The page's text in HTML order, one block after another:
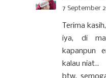
7 September
Terima
iya, di
kapanpun
kalau niat..